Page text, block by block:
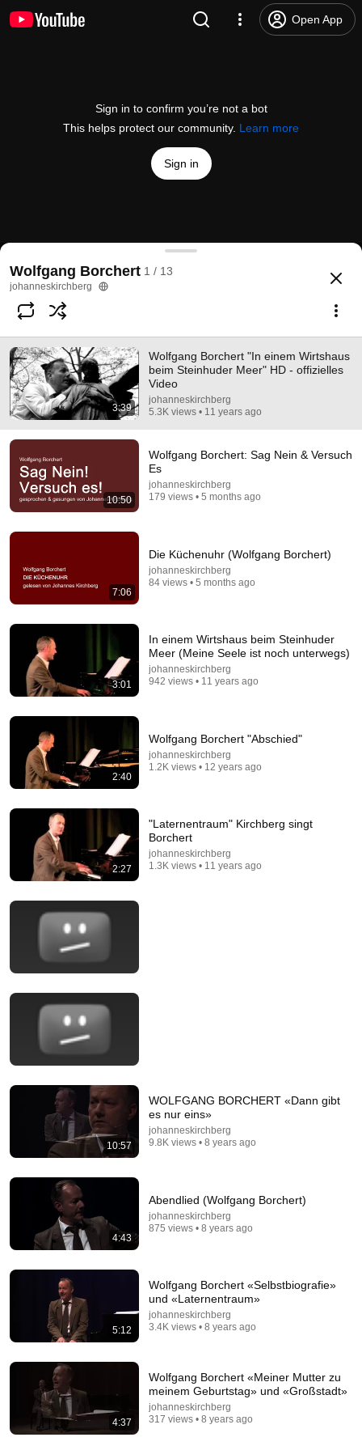
Open App
Sign in to confirm you’re not a bot
This helps protect our community. Learn more
Sign in
Wolfgang Borchert "In einem Wirtshaus beim
@johanneskirchbergvideo
Subscribe
Comments 4
Comment...
If Cops Ask "Where You Headed?" - Say THIS
(Simple Phrase)
Hampton Law • 931K views
Am Steinhuder Meer
Ulrich Tukur & Die Rhythmus Boys - Topic
In Hamburg I Wolfgang Borchert I Johannes
johanneskirchberg
5:43
The Bob Newhart Toupee Sketch That Broke Dean
Martin
Wolfgang Borchert 1 / 13
johanneskirchberg
3:39
Wolfgang Borchert "In einem Wirtshaus
beim Steinhuder Meer" HD - offizielles
Video
johanneskirchberg
5.3K views • 11 years ago
10:50
Wolfgang Borchert: Sag Nein & Versuch
Es
johanneskirchberg
179 views • 5 months ago
7:06
Die Küchenuhr (Wolfgang Borchert)
johanneskirchberg
84 views • 5 months ago
3:01
In einem Wirtshaus beim Steinhuder
Meer (Meine Seele ist noch unterwegs)
johanneskirchberg
942 views • 11 years ago
2:40
Wolfgang Borchert "Abschied"
johanneskirchberg
1.2K views • 12 years ago
2:27
"Laternentraum" Kirchberg singt
Borchert
johanneskirchberg
1.3K views • 11 years ago
10:57
WOLFGANG BORCHERT «Dann gibt
es nur eins»
johanneskirchberg
9.8K views • 8 years ago
4:43
Abendlied (Wolfgang Borchert)
johanneskirchberg
875 views • 8 years ago
5:12
Wolfgang Borchert «Selbstbiografie»
und «Laternentraum»
johanneskirchberg
3.4K views • 8 years ago
4:37
Wolfgang Borchert «Meiner Mutter zu
meinem Geburtstag» und «Großstadt»
johanneskirchberg
317 views • 8 years ago